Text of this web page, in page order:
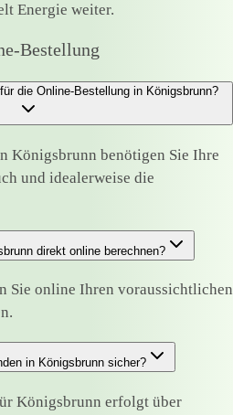
Energie weiter.
Bestellung
die Online-Bestellung in Königsbrunn?
Königsbrunn benötigen Sie Ihre
und idealerweise die
direkt online berechnen?
Sie online Ihren voraussichtlichen
in Königsbrunn sicher?
Königsbrunn erfolgt über